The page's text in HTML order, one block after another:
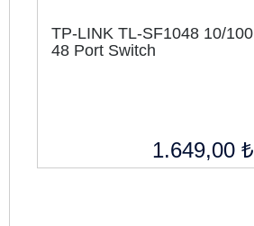
TP-LINK TL-SF1048 10/100
48 Port Switch
1.649,00 ₺